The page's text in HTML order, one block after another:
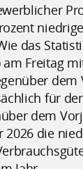
das
Freitag
für
dem
2026 die